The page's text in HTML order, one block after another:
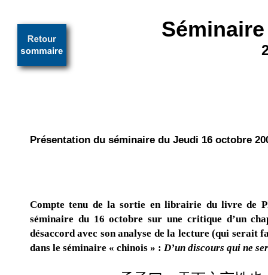
Présentation du séminaire du Jeudi 16 octobre
Compte tenu de la sortie en librairie du livre de
séminaire du 16 octobre sur une critique d’un
désaccord avec son analyse de la lecture (qui serait
dans le séminaire « chinois » : D’un discours qui ne